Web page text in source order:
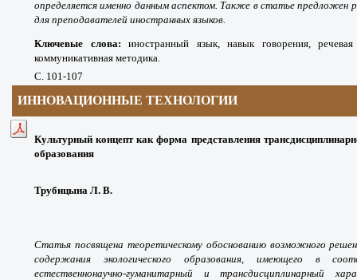
определяется именно данным аспектом. Также в статье предложен
для преподавателей иностранных языков.
Ключевые слова:иностранный язык, навык говорения, речевая
коммуникативная методика.
С . 101-107
ИННОВАЦИОННЫЕ ТЕХНОЛОГИИ
Культурный концепт как форма представления
образования
Трубицына Л. В.
Статья посвящена теоретическому обоснованию возможного
содержания экологического образования, имеющего в
естественнонаучно-гуманитарный и трансдисциплинарный